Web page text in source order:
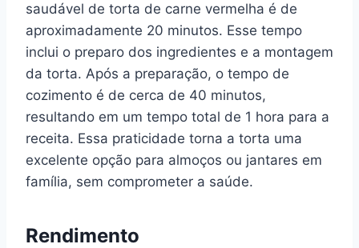
saudável de torta de carne vermelha é de
aproximadamente 20 minutos. Esse tempo
inclui o preparo dos ingredientes e a montagem
da torta. Após a preparação, o tempo de
cozimento é de cerca de 40 minutos,
resultando em um tempo total de 1 hora para a
receita. Essa praticidade torna a torta uma
excelente opção para almoços ou jantares em
família, sem comprometer a saúde.
Rendimento